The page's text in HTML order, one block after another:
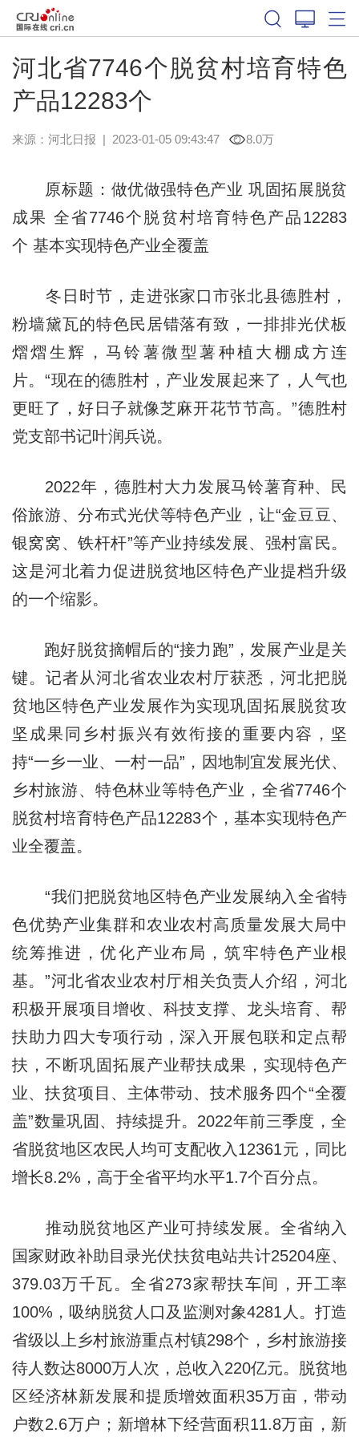
河北省7746个脱贫村培育特色
产品12283个
来源： 河北日报 | 2023-01-05 09:43:47 8.0万
原标题：做优做强特色产业 巩固拓展脱贫
成果 全省7746个脱贫村培育特色产品12283
个 基本实现特色产业全覆盖
冬日时节，走进张家口市张北县德胜村，
粉墙黛瓦的特色民居错落有致，一排排光伏板
熠熠生辉，马铃薯微型薯种植大棚成方连
片。“现在的德胜村，产业发展起来了，人气也
更旺了，好日子就像芝麻开花节节高。”德胜村
党支部书记叶润兵说。
2022年，德胜村大力发展马铃薯育种、民
俗旅游、分布式光伏等特色产业，让“金豆豆、
银窝窝、铁杆杆”等产业持续发展、强村富民。
这是河北着力促进脱贫地区特色产业提档升级
的一个缩影。
跑好脱贫摘帽后的“接力跑”，发展产业是关
键。记者从河北省农业农村厅获悉，河北把脱
贫地区特色产业发展作为实现巩固拓展脱贫攻
坚成果同乡村振兴有效衔接的重要内容，坚
持“一乡一业、一村一品”，因地制宜发展光伏、
乡村旅游、特色林业等特色产业，全省7746个
脱贫村培育特色产品12283个，基本实现特色产
业全覆盖。
“我们把脱贫地区特色产业发展纳入全省特
色优势产业集群和农业农村高质量发展大局中
统筹推进，优化产业布局，筑牢特色产业根
基。”河北省农业农村厅相关负责人介绍，河北
积极开展项目增收、科技支撑、龙头培育、帮
扶助力四大专项行动，深入开展包联和定点帮
扶，不断巩固拓展产业帮扶成果，实现特色产
业、扶贫项目、主体带动、技术服务四个“全覆
盖”数量巩固、持续提升。2022年前三季度，全
省脱贫地区农民人均可支配收入12361元，同比
增长8.2%，高于全省平均水平1.7个百分点。
推动脱贫地区产业可持续发展。全省纳入
国家财政补助目录光伏扶贫电站共计25204座、
379.03万千瓦。全省273家帮扶车间，开工率
100%，吸纳脱贫人口及监测对象4281人。打造
省级以上乡村旅游重点村镇298个，乡村旅游接
待人数达8000万人次，总收入220亿元。脱贫地
区经济林新发展和提质增效面积35万亩，带动
户数2.6万户；新增林下经营面积11.8万亩，新